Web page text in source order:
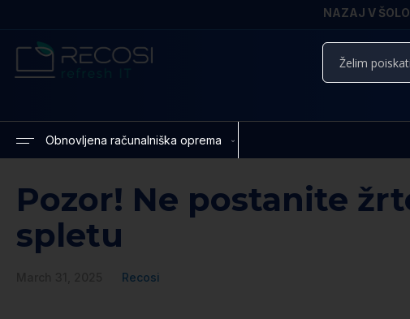
NAZAJ V
Obnovljena računalniška oprema
Pozor! Ne postanite
spletu
Recosi